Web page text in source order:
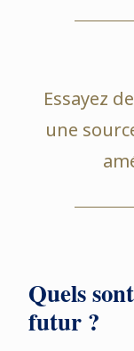
Essayez
une
Quels
futur ?